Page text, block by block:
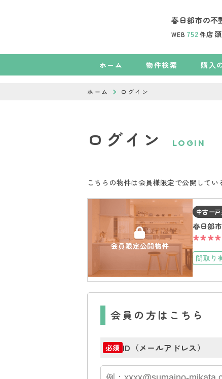
春日部市の不
WEB 752件店頭
ホーム 物件検索 購入
ホーム ログイン
ログイン LOGIN
こちらの物件は会員様限定で公開して
会員限定公開物件
中古一
春日部
****
間取り
会員の方はこちら
必須 ID（メールアドレス）